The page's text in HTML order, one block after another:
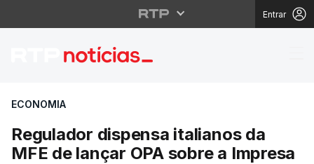
Entrar
Regulador dispensa
ECONOMIA
Regulador dispensa italianos da
MFE de lançar OPA sobre a Impresa